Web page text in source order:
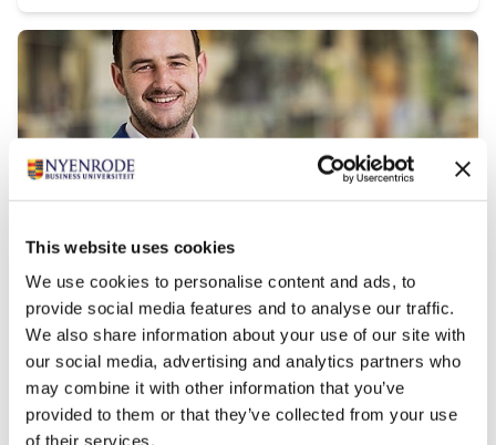
This website uses cookies
We use cookies to personalise content and ads, to
provide social media features and to analyse our traffic.
We also share information about your use of our site with
our social media, advertising and analytics partners who
may combine it with other information that you’ve
provided to them or that they’ve collected from your use
of their services.
onderdeel van het historische erfgoed op landgoed
Nijenrode zorgvuldig gereconstrueerd en behouden
voor toekomstige generaties
‘Klimaatadaptatie dwingt verzekeraars
tot nadenken over nieuwe strategische
keuzes’
Type:
Onderwijs Publicatiedatum:
30-7-2026
De gevolgen van klimaatverandering, waaronder